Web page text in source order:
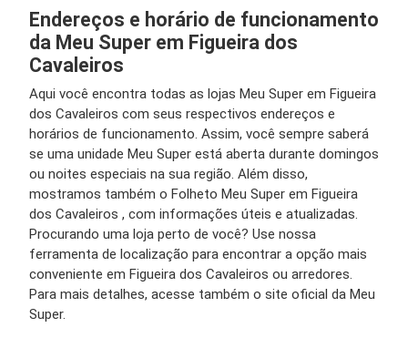
Endereços e horário de funcionamento
da Meu Super em Figueira dos
Cavaleiros
Aqui você encontra todas as lojas Meu Super em Figueira
dos Cavaleiros com seus respectivos endereços e
horários de funcionamento. Assim, você sempre saberá
se uma unidade Meu Super está aberta durante domingos
ou noites especiais na sua região. Além disso,
mostramos também o Folheto Meu Super em Figueira
dos Cavaleiros , com informações úteis e atualizadas.
Procurando uma loja perto de você? Use nossa
ferramenta de localização para encontrar a opção mais
conveniente em Figueira dos Cavaleiros ou arredores.
Para mais detalhes, acesse também o site oficial da Meu
Super.